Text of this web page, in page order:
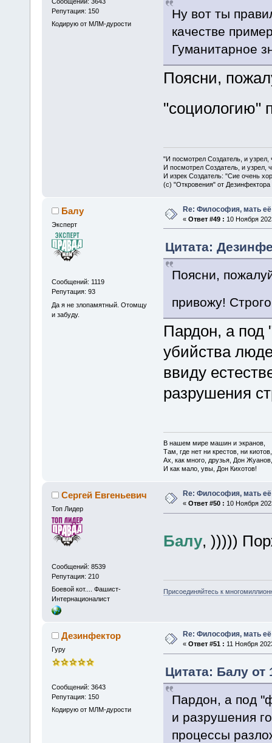
Репутация: 150
Кодирую от МЛМ-дурости
Ну вот ты
качестве
Гуманитарное
Поясни,
"социологию"
"И посмотрел Создатель, и
И посмотрел Создатель, и узрел,
И изрек Создатель: "Сие очень
(с) "Откровения" от Дезинфектора
Балу
Эксперт
Сообщений: 1119
Репутация: 93
Да я не злопамятный. Отомщу
и забуду.
Re: Философия, мать её
« Ответ #49 : 10 Ноября
Цитата:
Поясни,
привожу!
Пардон, а под
убийства
ввиду
разрушения
В нашем мире машин и экранов,
Там, где нет ни крестов, ни киотов,
Ах, как много, друзья, Дон Жуанов,
И как мало, увы, Дон Кихотов!
Сергей Евгеньевич
Топ Лидер
Сообщений: 8539
Репутация: 210
Боевой кот.... Фашист-
Интернационалист
Re: Философия, мать её
« Ответ #50 : 10 Ноября
Балу, )))))
Присоединяйтесь к
Дезинфектор
Гуру
Сообщений: 3643
Репутация: 150
Кодирую от МЛМ-дурости
Re: Философия, мать её
« Ответ #51 : 11 Ноября
Цитата: Балу от
Пардон, а под
и разрушения
процессы